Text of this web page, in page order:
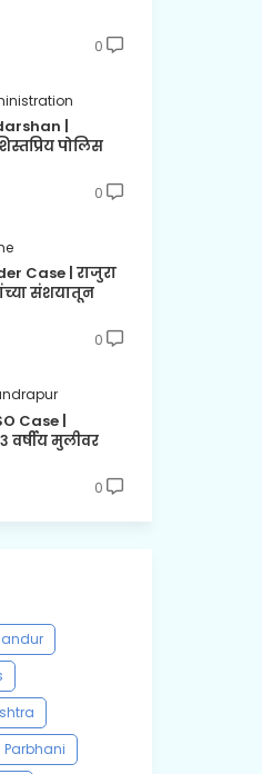
0
|
पोलिस
0
Case | राजुरा
संशयातून
0
Case |
मुलीवर
0
Parbhani